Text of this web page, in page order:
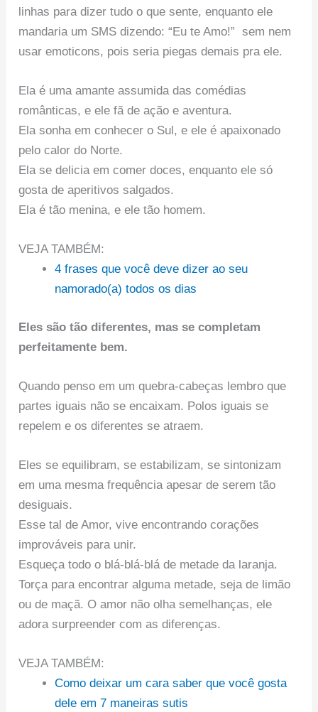
linhas para dizer tudo o que sente, enquanto ele
mandaria um SMS dizendo: “Eu te Amo!” sem nem
usar emoticons, pois seria piegas demais pra ele.
Ela é uma amante assumida das comédias
românticas, e ele fã de ação e aventura.
Ela sonha em conhecer o Sul, e ele é apaixonado
pelo calor do Norte.
Ela se delicia em comer doces, enquanto ele só
gosta de aperitivos salgados.
Ela é tão menina, e ele tão homem.
VEJA TAMBÉM:
4 frases que você deve dizer ao seu
namorado(a) todos os dias
Eles são tão diferentes, mas se completam
perfeitamente bem.
Quando penso em um quebra-cabeças lembro que
partes iguais não se encaixam. Polos iguais se
repelem e os diferentes se atraem.
Eles se equilibram, se estabilizam, se sintonizam
em uma mesma frequência apesar de serem tão
desiguais.
Esse tal de Amor, vive encontrando corações
improváveis para unir.
Esqueça todo o blá-blá-blá de metade da laranja.
Torça para encontrar alguma metade, seja de limão
ou de maçã. O amor não olha semelhanças, ele
adora surpreender com as diferenças.
VEJA TAMBÉM:
Como deixar um cara saber que você gosta
dele em 7 maneiras sutis